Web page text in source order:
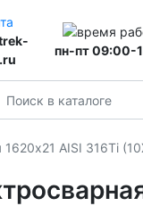
пн-пт 09:00-
AISI 316Ti